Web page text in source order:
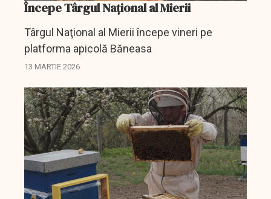
Începe Târgul Naţional al Mierii
Târgul Naţional al Mierii începe vineri pe
platforma apicolă Băneasa
13 MARTIE 2026